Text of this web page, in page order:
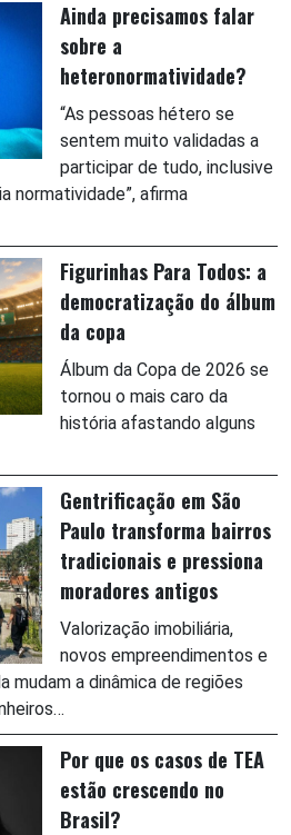
Ainda precisamos falar
sobre a
heteronormatividade?
“As pessoas hétero se
sentem muito validadas a
participar de tudo, inclusive
normatividade”, afirma
Figurinhas Para Todos: a
democratização do álbum
da copa
Álbum da Copa de 2026 se
tornou o mais caro da
história afastando alguns
Gentrificação em São
Paulo transforma bairros
tradicionais e pressiona
moradores antigos
Valorização imobiliária,
novos empreendimentos e
mudam a dinâmica de regiões
Por que os casos de TEA
estão crescendo no
Brasil?